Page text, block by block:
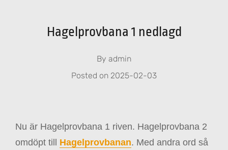
Hagelprovbana 1 nedlagd
By admin
Posted on 2025-02-03
Nu är Hagelprovbana 1 riven. Hagelprovbana 2
omdöpt till Hagelprovbanan. Med andra ord så